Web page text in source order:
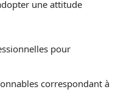
une attitude
pour
correspondant à